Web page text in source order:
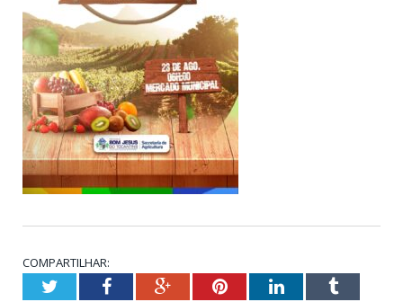
COMPARTILHAR:
TwitterFacebookGoogle+PinterestLinkedInTumblr